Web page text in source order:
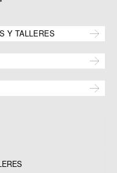
Y TALLERES